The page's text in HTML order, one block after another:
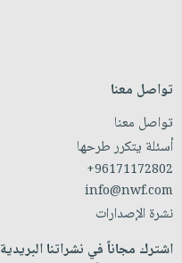
تواصل معنا
تواصل معنا
أسئلة يتكرر طرحها
+96171172802
info@nwf.com
نشرة الإصدارات
اشترك مجاناً في نشراتنا البريدية